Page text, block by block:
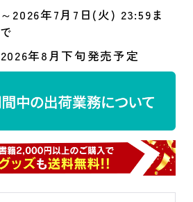
～2026年7月7日(火) 23:59ま
で
2026年8月下旬発売予定